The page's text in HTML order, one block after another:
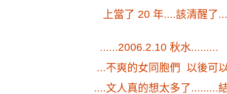
上當了 20 年....該清醒了
......2006.2.10 秋水.........
...不爽的女同胞們 以後可
....文人真的想太多了.........